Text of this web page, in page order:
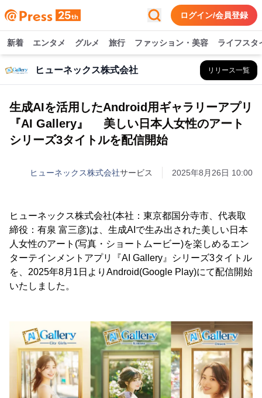
ログイン/会員登録
新着 エンタメ グルメ 旅行 ファッション・美容 ライフスタ
ヒューネックス株式会社 リリース一覧
生成AIを活用したAndroid用ギャラリーアプリ
『AI Gallery』 美しい日本人女性のアート
シリーズ3タイトルを配信開始
ヒューネックス株式会社サービス 2025年8月26日 10:00
ヒューネックス株式会社(本社：東京都国分寺市、代表取
締役：有泉 富三彦)は、生成AIで生み出された美しい日本
人女性のアート(写真・ショートムービー)を楽しめるエン
ターテインメントアプリ『AI Gallery』シリーズ3タイトル
を、2025年8月1日よりAndroid(Google Play)にて配信開始
いたしました。